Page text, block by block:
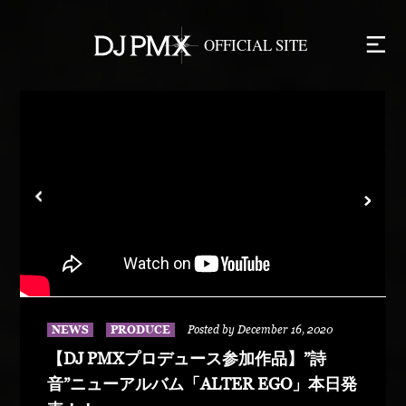
NEWS PRODUCE Posted by December 16, 2020
【DJ PMXプロデュース参加作品】”詩
音”ニューアルバム「ALTER EGO」本日発